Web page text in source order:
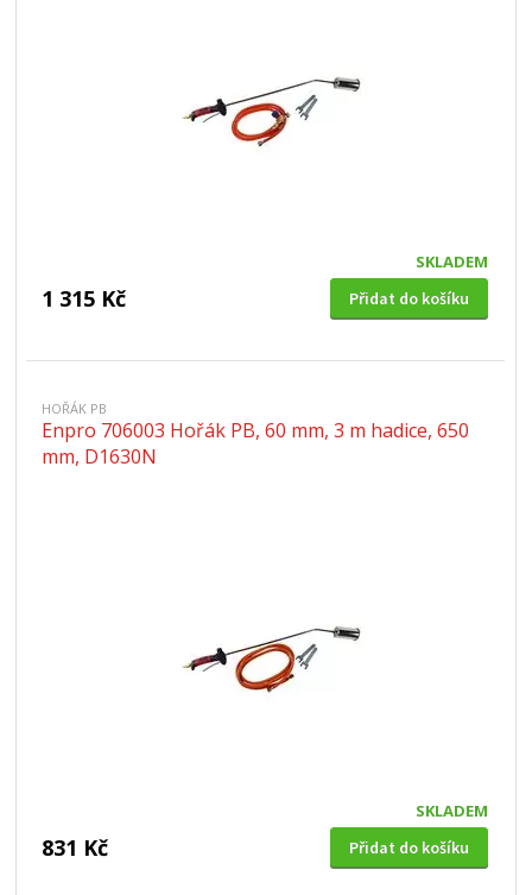
SKLADEM
1 315 Kč Přidat do košíku
HOŘÁK PB
Enpro 706003 Hořák PB, 60 mm, 3 m hadice, 650
mm, D1630N
SKLADEM
831 Kč Přidat do košíku